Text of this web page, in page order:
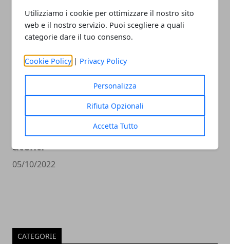
Utilizziamo i cookie per ottimizzare il nostro sito
web e il nostro servizio. Puoi scegliere a quali
categorie dare il tuo consenso.
Cookie Policy | Privacy Policy
Personalizza
Rifiuta Opzionali
Accetta Tutto
09/10/2022
Il nuovo firmware PS5 preoccupa gli
utenti
05/10/2022
CATEGORIE